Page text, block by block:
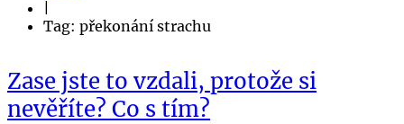
Tag: překonání strachu
Zase jste to vzdali, protože si
nevěříte? Co s tím?